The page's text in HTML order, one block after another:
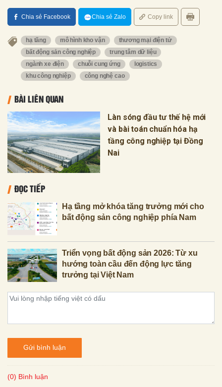
Chia sẻ Facebook Chia sẻ Zalo Copy link
hạ tầng mô hình kho vận
thương mại điện tử
bất động sản công nghiệp
trung tâm dữ liệu
ngành xe điện
chuỗi cung ứng
logistics
khu công nghiệp
công nghệ cao
BÀI LIÊN QUAN
Làn sóng đầu tư thế hệ mới
và bài toán chuẩn hóa hạ
tầng công nghiệp tại Đồng
Nai
ĐỌC TIẾP
Hạ tầng mở khóa tăng trưởng mới cho
bất động sản công nghiệp phía Nam
Triển vọng bất động sản 2026: Từ xu
hướng toàn cầu đến động lực tăng
trưởng tại Việt Nam
Gửi bình luận
(0) Bình luận